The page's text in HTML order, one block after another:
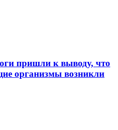
пришли к выводу, что
организмы возникли